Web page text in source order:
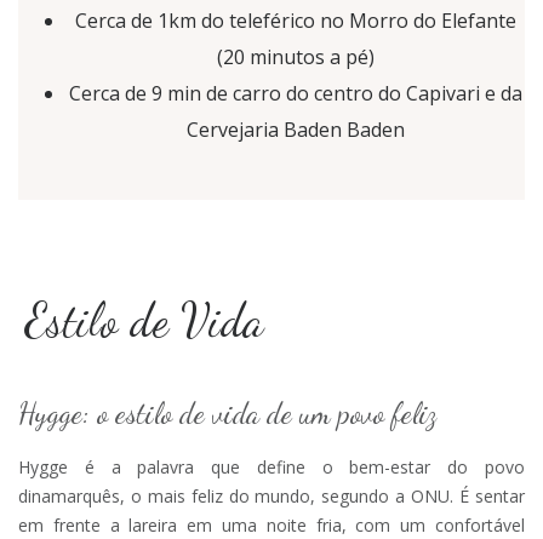
Cerca de 1km do teleférico no Morro do Elefante
(20 minutos a pé)
Cerca de 9 min de carro do centro do Capivari e da
Cervejaria Baden Baden
Estilo de Vida
Hygge: o estilo de vida de um povo feliz
Hygge é a palavra que define o bem-estar do povo
dinamarquês, o mais feliz do mundo, segundo a ONU. É sentar
em frente a lareira em uma noite fria, com um confortável